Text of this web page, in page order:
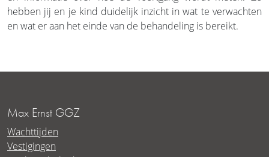
hebben jij en je kind duidelijk inzicht in wat te verwachten
en wat er aan het einde van de behandeling is bereikt.
Max Ernst GGZ
Wachttijden
Vestigingen